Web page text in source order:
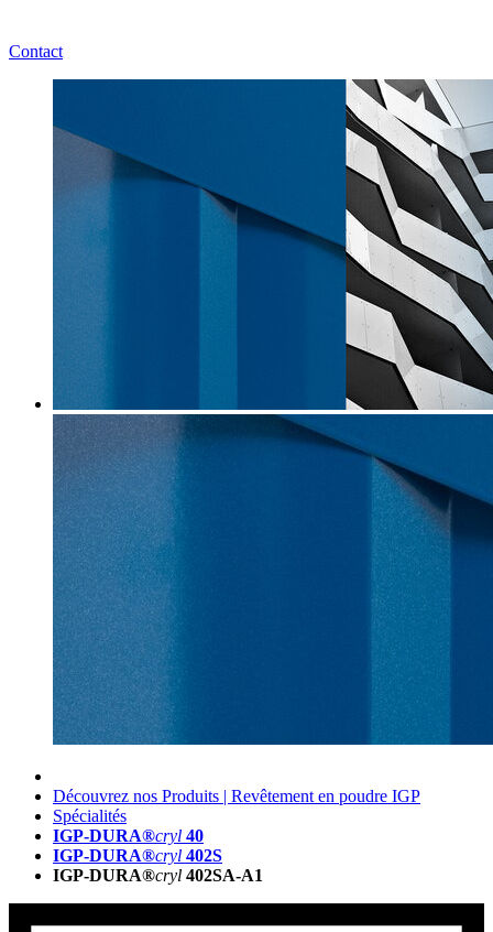
Contact
Découvrez nos Produits | Revêtement en poudre IGP
Spécialités
IGP-DURA®cryl 40
IGP-DURA®cryl 402S
IGP-DURA®cryl 402SA-A1